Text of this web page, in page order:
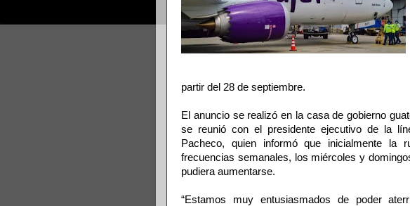
partir del 28 de septiembre.
El anuncio se realizó en la casa de gobierno
se reunió con el presidente ejecutivo de la
Pacheco, quien informó que inicialmente la
frecuencias semanales, los miércoles y
pudiera aumentarse.
“Estamos muy entusiasmados de poder